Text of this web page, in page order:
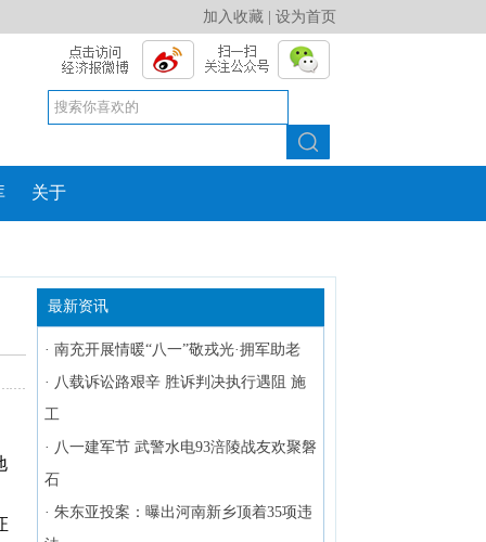
加入收藏| 设为首页
关于
最新资讯
· 南充开展情暖“八一”敬戎光·拥军助老
· 八载诉讼路艰辛 胜诉判决执行遇阻 施
工
· 八一建军节 武警水电93涪陵战友欢聚磐
石
· 朱东亚投案：曝出河南新乡顶着35项违